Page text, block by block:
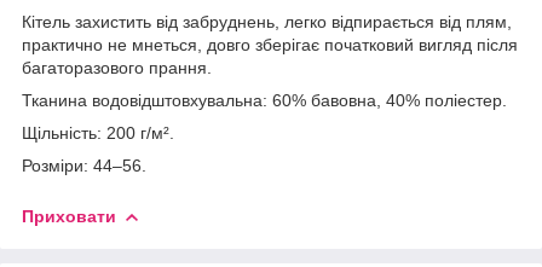
Кітель захистить від забруднень, легко відпирається від плям,
практично не мнеться, довго зберігає початковий вигляд після
багаторазового прання.
Тканина водовідштовхувальна: 60% бавовна, 40% поліестер.
Щільність: 200 г/м².
Розміри: 44–56.
Приховати